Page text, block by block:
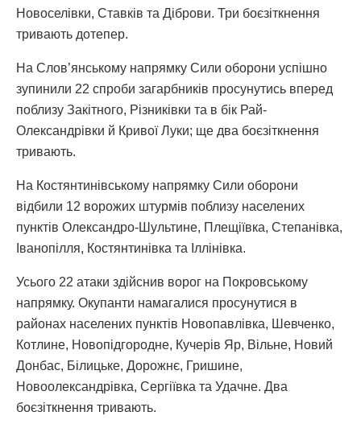
Новоселівки, Ставків та Діброви. Три боєзіткнення
тривають дотепер.
На Слов’янському напрямку Сили оборони успішно
зупинили 22 спроби загарбників просунутись вперед
поблизу Закітного, Різниківки та в бік Рай-
Олександрівки й Кривої Луки; ще два боєзіткнення
тривають.
На Костянтинівському напрямку Сили оборони
відбили 12 ворожих штурмів поблизу населених
пунктів Олександро-Шультине, Плещіївка, Степанівка,
Іванопілля, Костянтинівка та Іллінівка.
Усього 22 атаки здійснив ворог на Покровському
напрямку. Окупанти намагалися просунутися в
районах населених пунктів Новопавлівка, Шевченко,
Котлине, Новопідгородне, Кучерів Яр, Вільне, Новий
Донбас, Білицьке, Дорожнє, Гришине,
Новоолександрівка, Сергіївка та Удачне. Два
боєзіткнення тривають.